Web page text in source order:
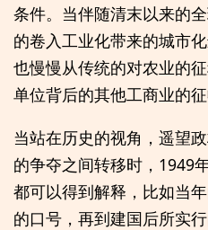
条件。当伴随清末以来的
的卷入工业化带来的城市
也慢慢从传统的对农业的
单位背后的其他工商业的征
当站在历史的视角，遥望
的争夺之间转移时，1949
都可以得到解释，比如当
的口号，再到建国后所实